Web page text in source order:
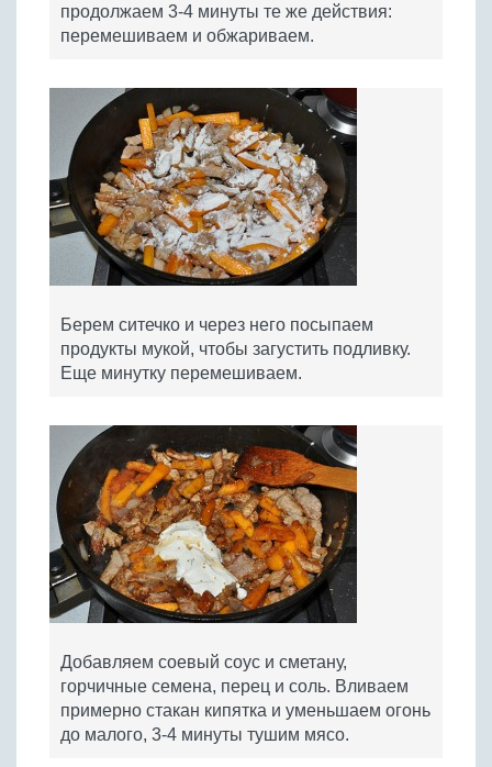
продолжаем 3-4 минуты те же действия:
перемешиваем и обжариваем.
Берем ситечко и через него посыпаем
продукты мукой, чтобы загустить подливку.
Еще минутку перемешиваем.
Добавляем соевый соус и сметану,
горчичные семена, перец и соль. Вливаем
примерно стакан кипятка и уменьшаем огонь
до малого, 3-4 минуты тушим мясо.